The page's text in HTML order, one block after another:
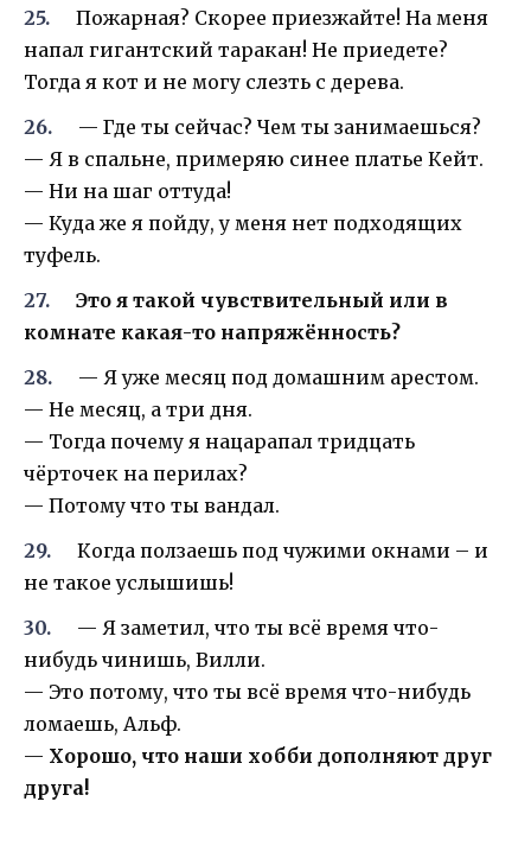
Пожарная? Скорее приезжайте! На меня
напал гигантский таракан! Не приедете?
Тогда я кот и не могу слезть с дерева.
— Где ты сейчас? Чем ты занимаешься?
— Я в спальне, примеряю синее платье Кейт.
— Ни на шаг оттуда!
— Куда же я пойду, у меня нет подходящих
туфель.
Это я такой чувствительный или в
комнате какая-то напряжённость?
— Я уже месяц под домашним арестом.
— Не месяц, а три дня.
— Тогда почему я нацарапал тридцать
чёрточек на перилах?
— Потому что ты вандал.
Когда ползаешь под чужими окнами – и
не такое услышишь!
— Я заметил, что ты всё время что-
нибудь чинишь, Вилли.
— Это потому, что ты всё время что-нибудь
ломаешь, Альф.
— Хорошо, что наши хобби дополняют друг
друга!